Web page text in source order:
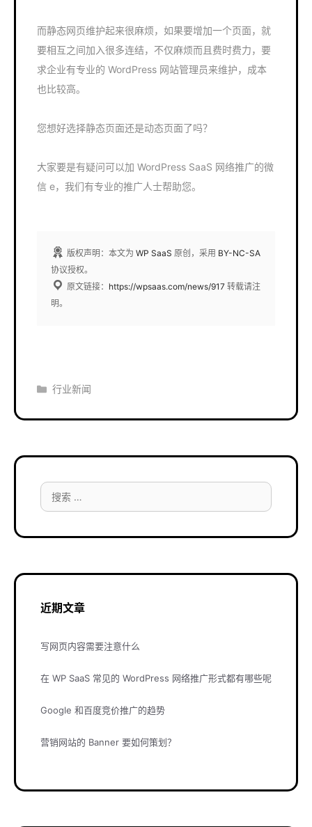
而静态网页维护起来很麻烦，如果要增加一个页面，就
要相互之间加入很多连结，不仅麻烦而且费时费力，要
求企业有专业的 WordPress 网站管理员来维护，成本
也比较高。
您想好选择静态页面还是动态页面了吗？
大家要是有疑问可以加 WordPress SaaS 网络推广的微
信 e，我们有专业的推广人士帮助您。
版权声明：本文为 WP SaaS 原创，采用 BY-NC-SA
协议授权。
原文链接： https://wpsaas.com/news/917 转载请注
明。
分
行业新闻
搜
索：
近期文章
写网页内容需要注意什么
在 WP SaaS 常见的 WordPress 网络推广形式都有哪些呢
Google 和百度竞价推广的趋势
营销网站的 Banner 要如何策划？